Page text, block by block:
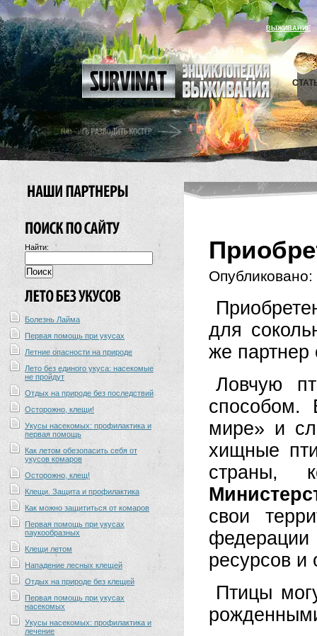
ВЫЖИВАНИЕ
Найти:
Болезнь Лайма
Первая помощь при укусах
Летние опасности на природе
Лето без единого укуса: насекомые
не пройдут
Отдых на природе без последствий
Осторожно, клещи!
Укусы насекомых: профилактика и
первая помощь
Как летом обезопасить себя от
укусов комаров
Осторожно, клещ!
Клещи. Защита и профилактика
Как можно защититься от комаров
Первая помощь при укусах
паукообразных
Клещи летом
Нападение лесных клещей
Отдых на природе без клещей
Первая помощь при укусах
насекомых
Укусы насекомых: профилактика и
лечение
Опубликовано:
для
же партнер
Ловчую
способом.
мире» и
хищные
страны,
свои
федерации
ресурсов
Птицы